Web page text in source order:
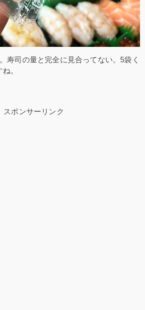
寿司の量と完全に見合ってない。5袋く
。
スポンサーリンク